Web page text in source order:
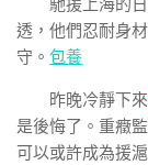
馳援上海的日
透，他們忍耐身
守。 包養
昨晚冷靜下來
是後悔了。重癥
可以或許成為援